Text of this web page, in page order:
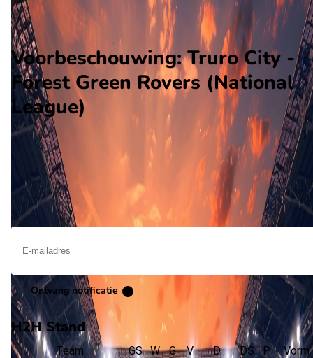
Voorspelling
Voorbeschouwing
Voorbeschouwing: Truro City -
Forest Green Rovers (National
League)
Op april 6 2026 gaat Truro City de strijd aan met Forest Green
Rovers. De wedstrijd wordt afgetrapt om 14:00 en wordt
gespeeld in de National League.
Ontvang een notificatie als deze voorbeschouwing beschikbaar is
Ontvang notificatie
H2H Stand
Team GS W G V D DS P Vorm